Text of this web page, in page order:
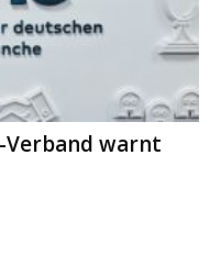
Verband warnt